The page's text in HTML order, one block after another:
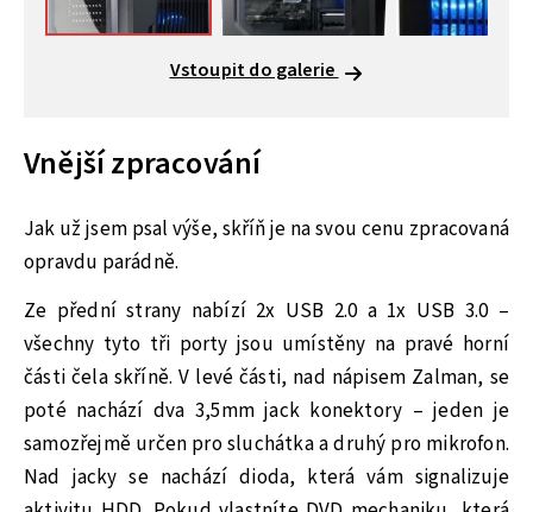
Vstoupit do galerie
Vnější zpracování
Jak už jsem psal výše, skříň je na svou cenu zpracovaná
opravdu parádně.
Ze přední strany nabízí 2x USB 2.0 a 1x USB 3.0 –
všechny tyto tři porty jsou umístěny na pravé horní
části čela skříně. V levé části, nad nápisem Zalman, se
poté nachází dva 3,5mm jack konektory – jeden je
samozřejmě určen pro sluchátka a druhý pro mikrofon.
Nad jacky se nachází dioda, která vám signalizuje